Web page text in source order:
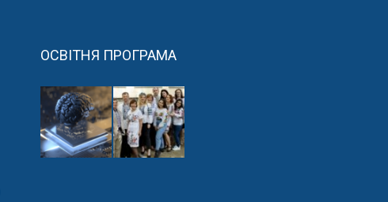
ОСВІТНЯ ПРОГРАМА